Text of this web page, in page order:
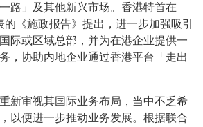
路」及其他新兴市场。香港特首在
《施政报告》提出，进一步加强吸引
际或区域总部，并为在港企业提供一
，协助内地企业通过香港平台「走出
新审视其国际业务布局，当中不乏希
以便进一步推动业务发展。根据联合